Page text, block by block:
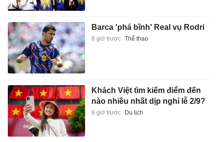
Barca 'phá bĩnh' Real vụ Rodri
8 giờ trước Thể thao
Khách Việt tìm kiếm điểm đến
nào nhiều nhất dịp nghỉ lễ 2/9?
8 giờ trước Du lịch